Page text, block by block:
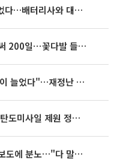
포스코퓨처엠, LFP 시장 뚫었다…배터리사와 대규모 장기 공급 합의
아옳이, 한의사 김형배와 벌써 200일⋯꽃다발 들고 "프러포즈 아냐"
추미애 "복지가 아니라 도민이 늘었다"…재정난 책임론 정면돌파
일 제원 정밀분석 중"
박문성, 축구협회 '성 접대' 보도에 분노…"다 말아먹으려고 작정했나"